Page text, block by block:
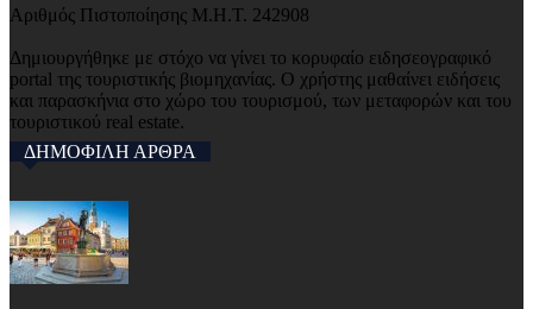
Αριθμός Πιστοποίησης Μ.Η.Τ. 242908
Δημιουργήθηκε με στόχο να γίνει το κορυφαίο ειδησεογραφικό
portal της τουριστικής βιομηχανίας. Ο χρήστης μαθαίνει ειδήσεις
και παρασκήνια στο χώρο του τουρισμού, των μεταφορών και του
τουριστικού real estate.
ΔΗΜΟΦΙΛΗ ΑΡΘΡΑ